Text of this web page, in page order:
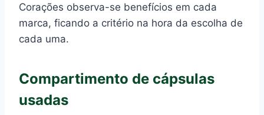
Corações observa-se benefícios em cada
marca, ficando a critério na hora da escolha de
cada uma.
Compartimento de cápsulas
usadas